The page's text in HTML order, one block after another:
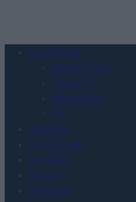
Urządzenia
SMARTFONY
TABLETY
WEARABLE
TV
Recenzje
Porównania
Co kupić
Porady
Promocje